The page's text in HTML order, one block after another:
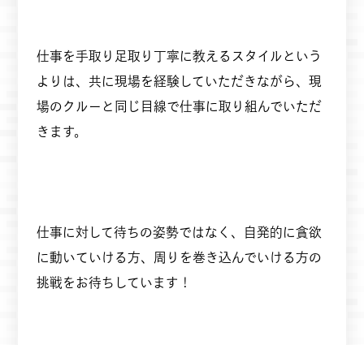
仕事を手取り足取り丁寧に教えるスタイルという
よりは、共に現場を経験していただきながら、現
場のクルーと同じ目線で仕事に取り組んでいただ
きます。
仕事に対して待ちの姿勢ではなく、自発的に貪欲
に動いていける方、周りを巻き込んでいける方の
挑戦をお待ちしています！